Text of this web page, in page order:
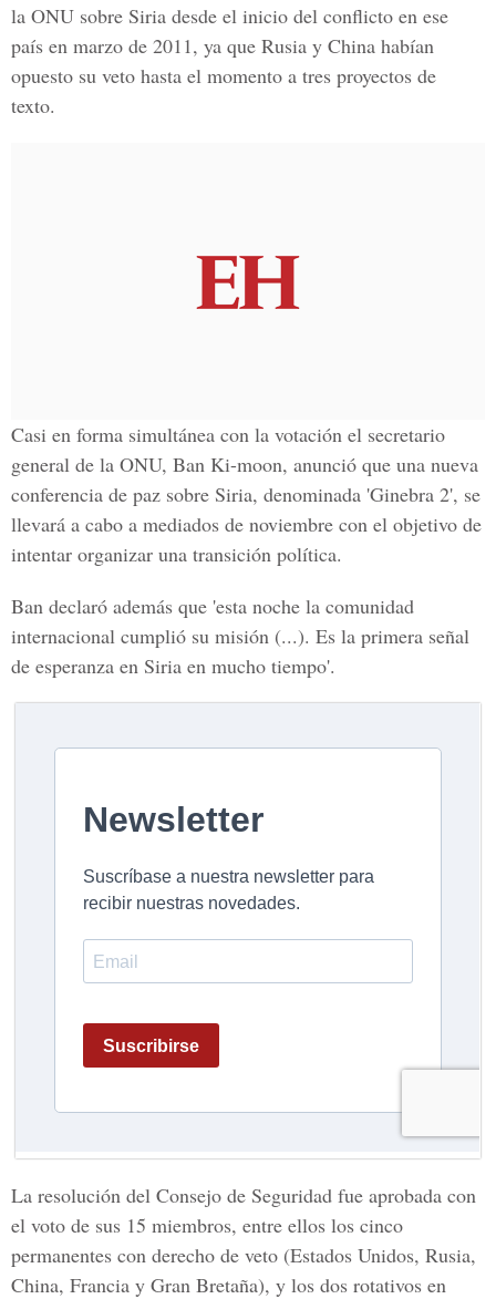
la ONU sobre Siria desde el inicio del conflicto en ese
país en marzo de 2011, ya que Rusia y China habían
opuesto su veto hasta el momento a tres proyectos de
texto.
Casi en forma simultánea con la votación el secretario
general de la ONU, Ban Ki-moon, anunció que una nueva
conferencia de paz sobre Siria, denominada 'Ginebra 2', se
llevará a cabo a mediados de noviembre con el objetivo de
intentar organizar una transición política.
Ban declaró además que 'esta noche la comunidad
internacional cumplió su misión (...). Es la primera señal
de esperanza en Siria en mucho tiempo'.
La resolución del Consejo de Seguridad fue aprobada con
el voto de sus 15 miembros, entre ellos los cinco
permanentes con derecho de veto (Estados Unidos, Rusia,
China, Francia y Gran Bretaña), y los dos rotativos en